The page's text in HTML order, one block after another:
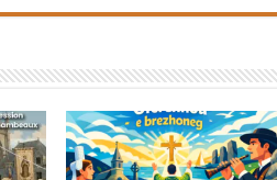
« L’espérance ne déçoit pas parce que
à cette vertu d’espérance.
toujours plus conscients que cet avenir